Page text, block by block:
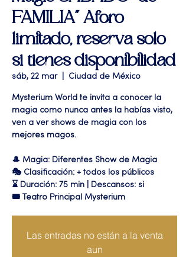
FAMILIA" Aforo
limitado, reserva solo
si tienes disponibilidad
sáb, 22 mar
  |
Ciudad de México
Mysterium World te invita a conocer la
magia como nunca antes la habías visto,
ven a ver shows de magia con los
mejores magos.
🎩 Magia: Diferentes Show de Magia
🎭 Clasificación: + todos los públicos
⌛ Duración: 75 min | Descansos: si
🎟 Teatro Principal Mysterium
Las entradas no están a la venta
aun